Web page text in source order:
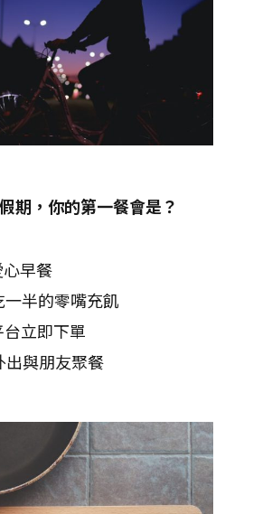
期，你的第一餐會是？
早餐
一半的零嘴充飢
台立即下單
出與朋友聚餐